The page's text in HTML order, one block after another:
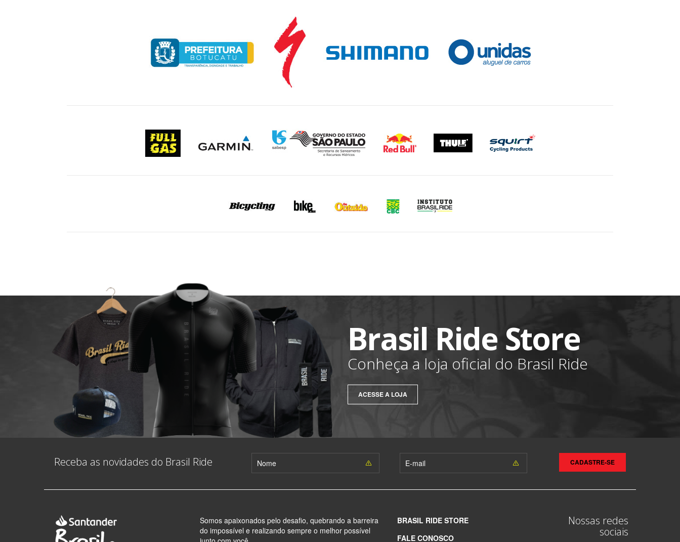
Brasil Ride Store
Conheça a loja oficial do Brasil Ride
ACESSE A LOJA
Receba as novidades do Brasil Ride CADASTRE-SE
Somos apaixonados pelo desafio, quebrando a barreira
do impossível e realizando sempre o melhor possível
BRASIL RIDE STORE
FALE CONOSCO
Nossas redes
sociais